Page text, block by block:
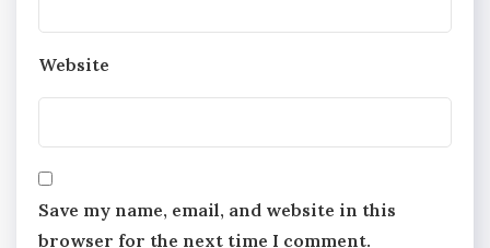
Website
Save my name, email, and website in this
browser for the next time I comment.